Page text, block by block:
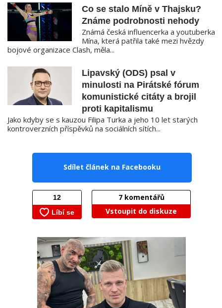
Co se stalo Míně v Thajsku?
Známe podrobnosti nehody
Známá česká influencerka a youtuberka
Mína, která patřila také mezi hvězdy
bojové organizace Clash, měla...
Lipavský (ODS) psal v
minulosti na Pirátské fórum
komunistické citáty a brojil
proti kapitalismu
Jako kdyby se s kauzou Filipa Turka a jeho 10 let starých
kontroverzních příspěvků na sociálních sítích...
Sdílet článek na Facebooku
7komentářů
Vstoupit do diskuze